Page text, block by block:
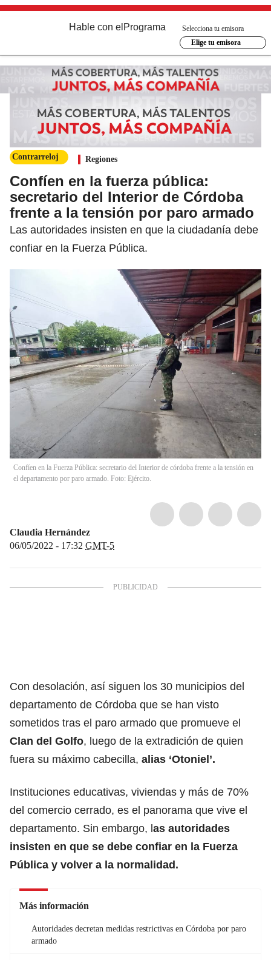
Hable con el Programa
Selecciona tu emisora
Elige tu emisora
Contrarreloj Regiones
Confíen en la fuerza pública:
secretario del Interior de Córdoba
frente a la tensión por paro armado
Las autoridades insisten en que la ciudadanía debe
confiar en la Fuerza Pública.
Confíen en la Fuerza Pública: secretario del Interior de córdoba frente a la tensión en
el departamento por paro armado. Foto: Ejército.
Claudia Hernández
06/05/2022 - 17:32 GMT-5
Con desolación, así siguen los 30 municipios del
departamento de Córdoba que se han visto
sometidos tras el paro armado que promueve el
Clan del Golfo, luego de la extradición de quien
fuera su máximo cabecilla, alias ‘Otoniel’.
Instituciones educativas, viviendas y más de 70%
del comercio cerrado, es el panorama que vive el
departamento. Sin embargo, las autoridades
insisten en que se debe confiar en la Fuerza
Pública y volver a la normalidad.
Más información
Autoridades decretan medidas restrictivas en Córdoba por paro
armado